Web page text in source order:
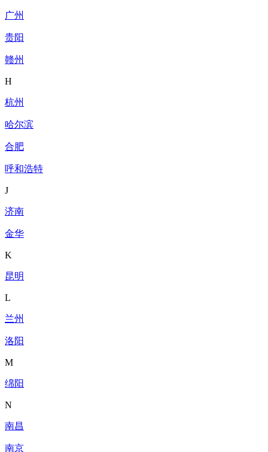
广州
贵阳
赣州
H
杭州
哈尔滨
合肥
呼和浩特
J
济南
金华
K
昆明
L
兰州
洛阳
M
绵阳
N
南昌
南京